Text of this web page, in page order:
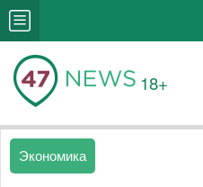
18+
Экономика